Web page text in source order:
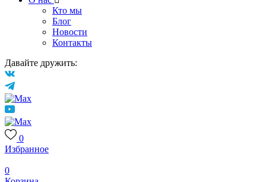
Кто мы
Блог
Новости
Контакты
Давайте дружить:
0
Избранное
0